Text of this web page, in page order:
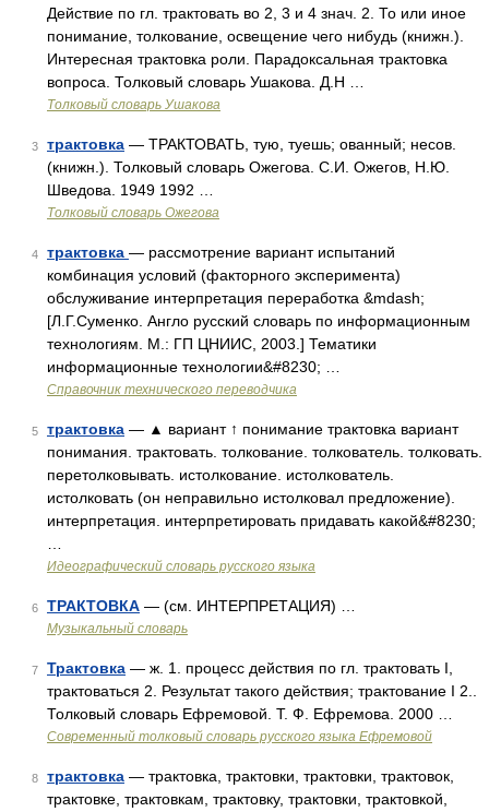
Действие по гл. трактовать во 2, 3 и 4 знач. 2. То или иное
понимание, толкование, освещение чего нибудь (книжн.).
Интересная трактовка роли. Парадоксальная трактовка
вопроса. Толковый словарь Ушакова. Д.Н …
Толковый словарь Ушакова
3 трактовка — ТРАКТОВАТЬ, тую, туешь; ованный; несов.
(книжн.). Толковый словарь Ожегова. С.И. Ожегов, Н.Ю.
Шведова. 1949 1992 …
Толковый словарь Ожегова
4 трактовка — рассмотрение вариант испытаний
комбинация условий (факторного эксперимента)
обслуживание интерпретация переработка &mdash;
[Л.Г.Суменко. Англо русский словарь по информационным
технологиям. М.: ГП ЦНИИС, 2003.] Тематики
информационные технологии&#8230; …
Справочник технического переводчика
5 трактовка — ▲ вариант ↑ понимание трактовка вариант
понимания. трактовать. толкование. толкователь. толковать.
перетолковывать. истолкование. истолкователь.
истолковать (он неправильно истолковал предложение).
интерпретация. интерпретировать придавать какой&#8230;
Идеографический словарь русского языка
6 ТРАКТОВКА — (см. ИНТЕРПРЕТАЦИЯ) …
Музыкальный словарь
7 Трактовка — ж. 1. процесс действия по гл. трактовать I,
трактоваться 2. Результат такого действия; трактование I 2..
Толковый словарь Ефремовой. Т. Ф. Ефремова. 2000 …
Современный толковый словарь русского языка Ефремовой
8 трактовка — трактовка, трактовки, трактовки, трактовок,
трактовке, трактовкам, трактовку, трактовки, трактовкой,